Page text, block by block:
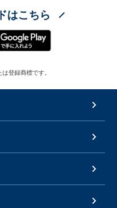
はこちら
登録商標です。